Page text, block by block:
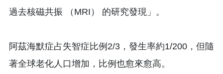
過去核磁共振 （MRI） 的研究發現」。
阿茲海默症占失智症比例2/3，發生率約1/200，但隨
著全球老化人口增加，比例也愈來愈高。